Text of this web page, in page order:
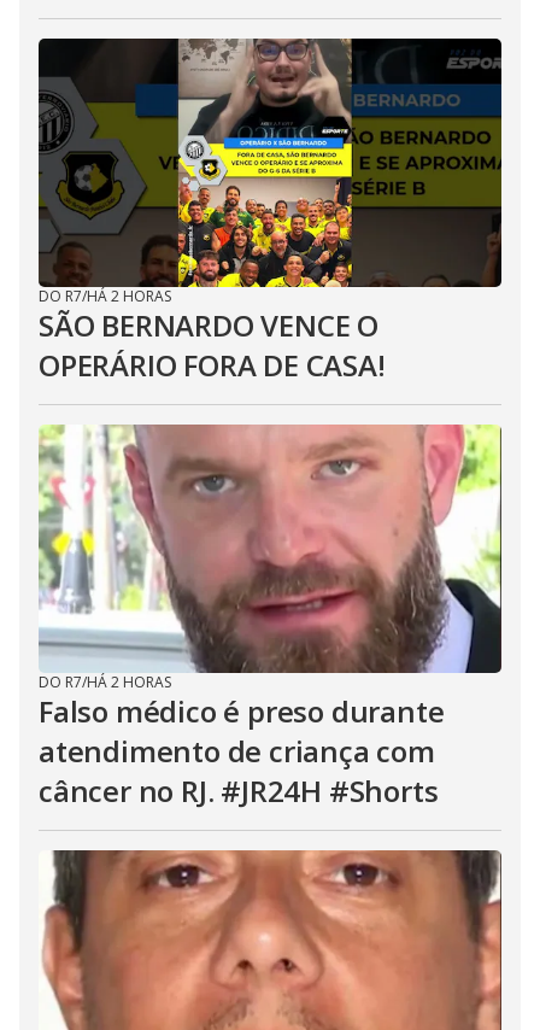
DO R7/HÁ 2 HORAS
SÃO BERNARDO VENCE O
OPERÁRIO FORA DE CASA!
DO R7/HÁ 2 HORAS
Falso médico é preso durante
atendimento de criança com
câncer no RJ. #JR24H #Shorts